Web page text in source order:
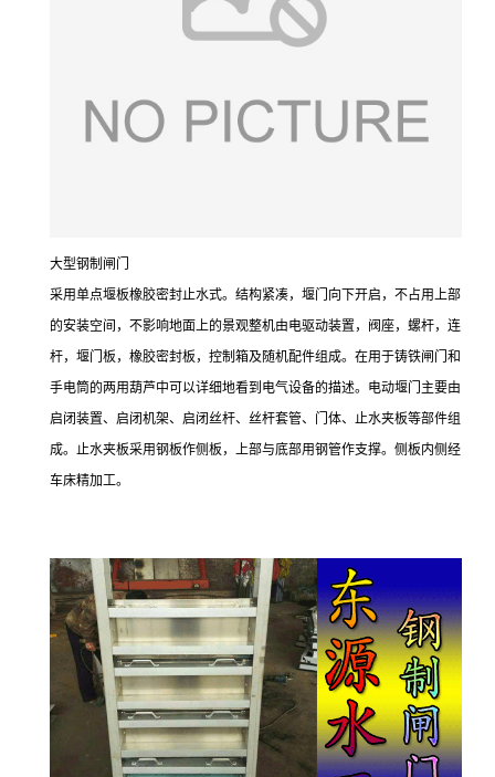
大型钢制闸门
采用单点堰板橡胶密封止水式。结构紧凑，堰门向下开启，不占用上部
的安装空间，不影响地面上的景观整机由电驱动装置，阀座，螺杆，连
杆，堰门板，橡胶密封板，控制箱及随机配件组成。在用于铸铁闸门和
手电筒的两用葫芦中可以详细地看到电气设备的描述。电动堰门主要由
启闭装置、启闭机架、启闭丝杆、丝杆套管、门体、止水夹板等部件组
成。止水夹板采用钢板作侧板，上部与底部用钢管作支撑。侧板内侧经
车床精加工。